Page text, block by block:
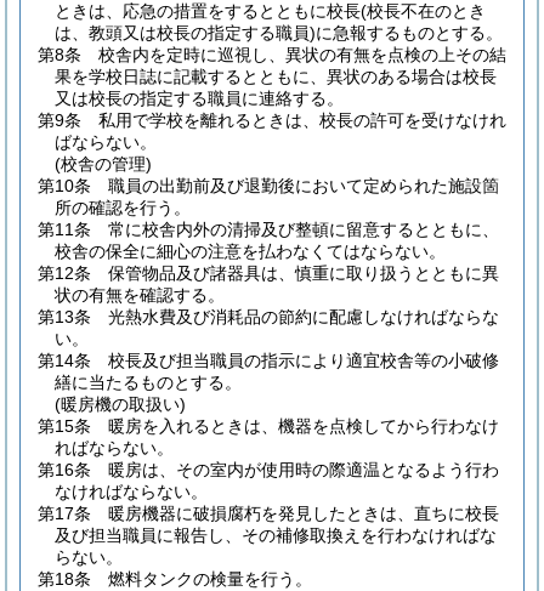
ときは、応急の措置をするとともに校長(校長不在のとき
は、教頭又は校長の指定する職員)に急報するものとする。
第8条
校舎内を定時に巡視し、異状の有無を点検の上その結
果を学校日誌に記載するとともに、異状のある場合は校長
又は校長の指定する職員に連絡する。
第9条
私用で学校を離れるときは、校長の許可を受けなけれ
ばならない。
(校舎の管理)
第10条
職員の出勤前及び退勤後において定められた施設箇
所の確認を行う。
第11条
常に校舎内外の清掃及び整頓に留意するとともに、
校舎の保全に細心の注意を払わなくてはならない。
第12条
保管物品及び諸器具は、慎重に取り扱うとともに異
状の有無を確認する。
第13条
光熱水費及び消耗品の節約に配慮しなければならな
い。
第14条
校長及び担当職員の指示により適宜校舎等の小破修
繕に当たるものとする。
(暖房機の取扱い)
第15条
暖房を入れるときは、機器を点検してから行わなけ
ればならない。
第16条
暖房は、その室内が使用時の際適温となるよう行わ
なければならない。
第17条
暖房機器に破損腐朽を発見したときは、直ちに校長
及び担当職員に報告し、その補修取換えを行わなければな
らない。
第18条
燃料タンクの検量を行う。